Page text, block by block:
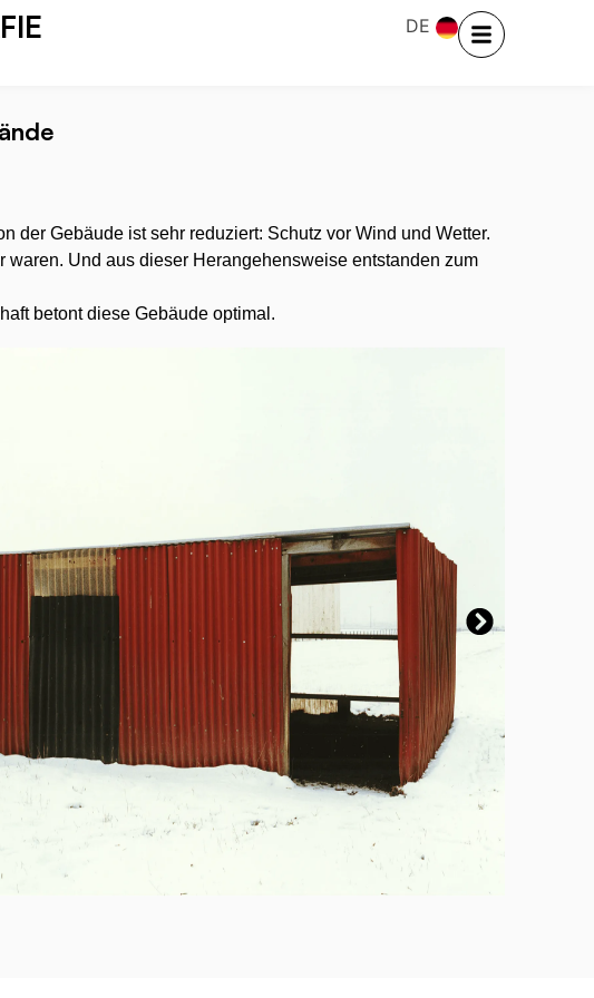
DE
der Gebäude ist sehr reduziert: Schutz vor Wind und Wetter.
Und aus dieser Herangehensweise entstanden zum
betont diese Gebäude optimal.